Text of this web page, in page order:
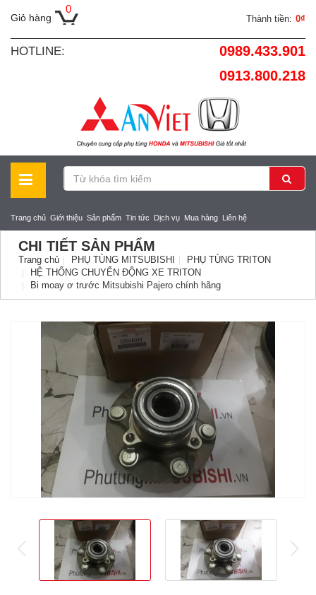
Giỏ hàng
0
Thành tiền: 0₫
HOTLINE:
0989.433.901
0913.800.218
Trang chủ Giới thiệu Sản phẩm Tin tức Dịch vụ Mua hàng Liên hệ
CHI TIẾT SẢN PHẨM
Trang chủ PHỤ TÙNG MITSUBISHI
PHỤ TÙNG TRITON
HỆ THỐNG CHUYỂN ĐỘNG XE TRITON
Bi moay ơ trước Mitsubishi Pajero chính hãng
prev